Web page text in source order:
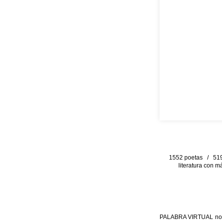
1552 poetas /
literatura con
PALABRA VIRTUAL